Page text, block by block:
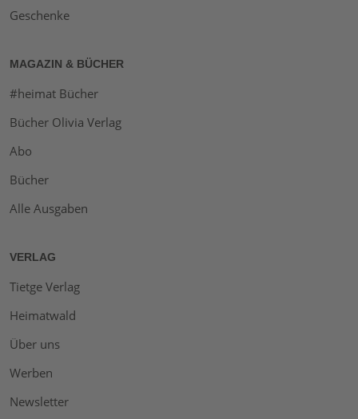
Geschenke
MAGAZIN & BÜCHER
#heimat Bücher
Bücher Olivia Verlag
Abo
Bücher
Alle Ausgaben
VERLAG
Tietge Verlag
Heimatwald
Über uns
Werben
Newsletter